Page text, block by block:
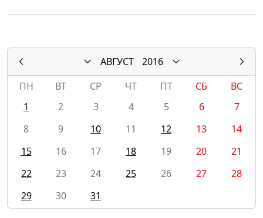
АВГУСТ
2016
ПН
ВТ СР ЧТ ПТ СБ
ВС
1
2 3 4 5 6
7
8
9 10 11 12 13
14
15
16 17 18 19 20
21
22
23 24 25 26 27
28
29
30 31